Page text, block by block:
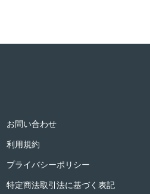
お問い合わせ
利用規約
プライバシーポリシー
特定商法取引法に基づく表記